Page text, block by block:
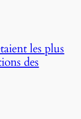
les plus
des